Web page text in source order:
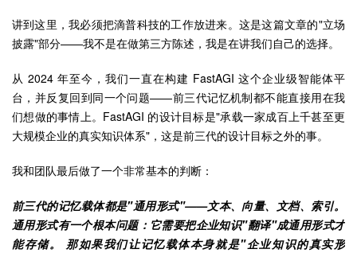
讲到这里，我必须把滴普科技的工作放进来。这是这篇文章的"立场
披露"部分——我不是在做第三方陈述，我是在讲我们自己的选择。
从 2024 年至今，我们一直在构建 FastAGI 这个企业级智能体平
台，并反复回到同一个问题——前三代记忆机制都不能直接用在我
们想做的事情上。FastAGI 的设计目标是"承载一家成百上千甚至更
大规模企业的真实知识体系"，这是前三代的设计目标之外的事。
我和团队最后做了一个非常基本的判断：
前三代的记忆载体都是"通用形式"——文本、向量、文档、索引。
通用形式有一个根本问题：它需要把企业知识"翻译"成通用形式才
能存储。 那如果我们让记忆载体本身就是"企业知识的真实形